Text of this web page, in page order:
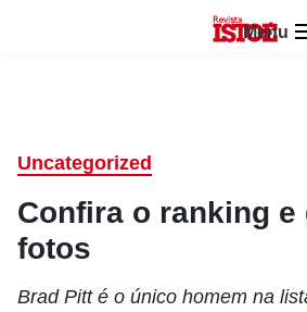
Menu
Uncategorized
Confira o ranking e
fotos
Brad Pitt é o único homem na